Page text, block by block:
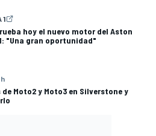
1
hoy el nuevo motor del Aston
"Una gran oportunidad"
h
de Moto2 y Moto3 en Silverstone y